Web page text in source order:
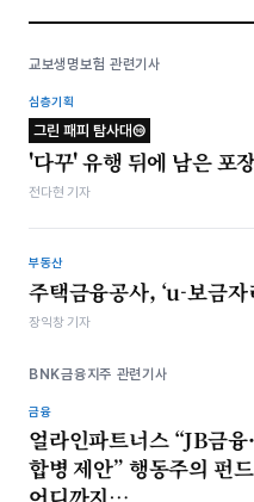
교보생명보험 관련기사
심층기획
그린 패피 탐사대⑩
'다꾸' 유행 뒤에 남은 포
전다현 기자
부동산
주택금융공사, ‘u-보금자
장익창 기자
BNK금융지주 관련기사
금융
얼라인파트너스 “JB금
합병 제안” 행동주의 펀